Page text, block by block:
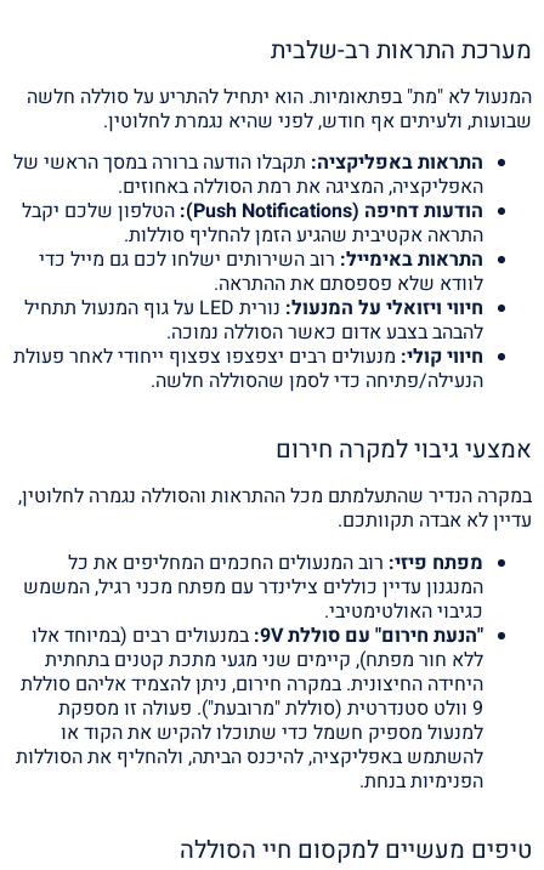
מערכת התראות רב-שלבית
המנעול לא "מת" בפתאומיות. הוא יתחיל להתריע על סוללה חלשה
שבועות, ולעיתים אף חודש, לפני שהיא נגמרת לחלוטין.
התראות באפליקציה: תקבלו הודעה ברורה במסך הראשי של
האפליקציה, המציגה את רמת הסוללה באחוזים.
הודעות דחיפה (Push Notifications):
הטלפון שלכם יקבל
התראה אקטיבית שהגיע הזמן להחליף סוללות.
התראות באימייל: רוב השירותים ישלחו לכם גם מייל כדי
לוודא שלא פספסתם את ההתראה.
חיווי ויזואלי על המנעול:
נורית LED על גוף המנעול תתחיל
להבהב בצבע אדום כאשר הסוללה נמוכה.
חיווי קולי: מנעולים רבים יצפצפו צפצוף ייחודי לאחר פעולת
הנעילה/פתיחה כדי לסמן שהסוללה חלשה.
אמצעי גיבוי למקרה חירום
במקרה הנדיר שהתעלמתם מכל ההתראות והסוללה נגמרה לחלוטין,
עדיין לא אבדה תקוותכם.
מפתח פיזי: רוב המנעולים החכמים המחליפים את כל
המנגנון עדיין כוללים צילינדר עם מפתח מכני רגיל, המשמש
כגיבוי האולטימטיבי.
"הנעת חירום" עם סוללת 9V:
במנעולים רבים (במיוחד אלו
ללא חור מפתח), קיימים שני מגעי מתכת קטנים בתחתית
היחידה החיצונית. במקרה חירום, ניתן להצמיד אליהם סוללת
9 וולט סטנדרטית (סוללת "מרובעת"). פעולה זו מספקת
למנעול מספיק חשמל כדי שתוכלו להקיש את הקוד או
להשתמש באפליקציה, להיכנס הביתה, ולהחליף את הסוללות
הפנימיות בנחת.
טיפים מעשיים למקסום חיי הסוללה